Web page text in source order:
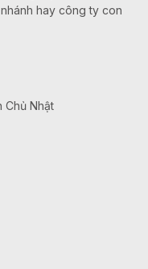
hay công ty con
Chủ Nhật